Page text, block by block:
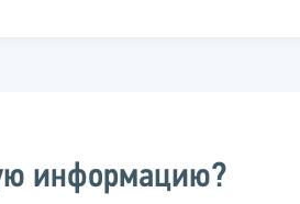
информацию?